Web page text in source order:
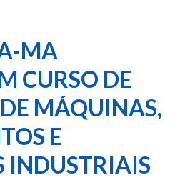
MA
CURSO DE
MÁQUINAS,
E
INDUSTRIAIS